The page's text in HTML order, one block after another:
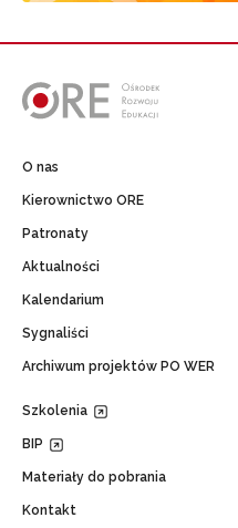
O nas
Kierownictwo ORE
Patronaty
Aktualności
Kalendarium
Sygnaliści
Archiwum projektów PO WER
Szkolenia
BIP
Materiały do pobrania
Kontakt